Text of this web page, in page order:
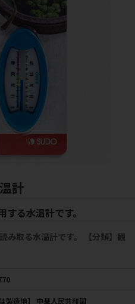
計
る水温計です。
み取る水温計です。 【分類】観
製造地】 中華人民共和国